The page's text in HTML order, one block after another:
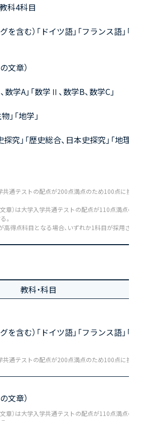
科4科目
を含む）「ドイツ語」「フランス語」「中
文章）
数学A」「数学Ⅱ、数学B、数学C」
」「地学」
究」「歴史総合、日本史探究」「地理総
共通テストの配点が200点満点のため100点に換算
文章）は大学入学共通テストの配点が110点満点の
。
が高得点科目となる場合、いずれか1科目が採用され
教科・科目
を含む）「ドイツ語」「フランス語」「中
共通テストの配点が200点満点のため100点に換算
文章）
文章）は大学入学共通テストの配点が110点満点の